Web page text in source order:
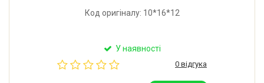
Код оригіналу: 10*16*12
У наявності
0 відгука